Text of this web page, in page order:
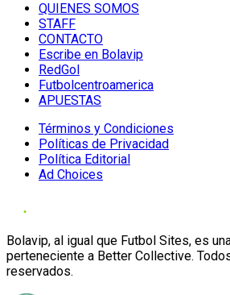
QUIENES SOMOS
STAFF
CONTACTO
Escribe en Bolavip
RedGol
Futbolcentroamerica
APUESTAS
Términos y Condiciones
Políticas de Privacidad
Política Editorial
Ad Choices
Bolavip, al igual que Futbol Sites, es
perteneciente a Better Collective.
reservados.